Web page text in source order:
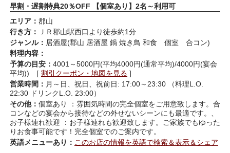
早割・遅割特典20％OFF 【個室あり】2名～利用可
エリア： 郡山
行き方：
ＪＲ郡山駅西口より徒歩約1分
ジャンル： 居酒屋(郡山 居酒屋 鍋 焼き鳥 和食 個室 合コン)
料理内容：
予算の目安： 4001～5000円(平均4000円(通常平均)/4000円(宴会
平均)) [ 割引クーポン・地図を見る ]
営業時間： 月～日、祝日、祝前日: 17:00～23:30 （料理L.O.
22:30 ドリンクL.O. 23:00）
その他： 個室あり ：雰囲気時間の完全個室をご用意致します。合
コンなどの宴会から接待などの外せないシーンにも最適です。、
お子様連れ歓迎 ：お子様連れも歓迎致します。ご家族でもゆった
りお食事可能です！完全個室でのご案内です。
英語メニューあり： このお店の情報を英語で検索＆表示＆シェア